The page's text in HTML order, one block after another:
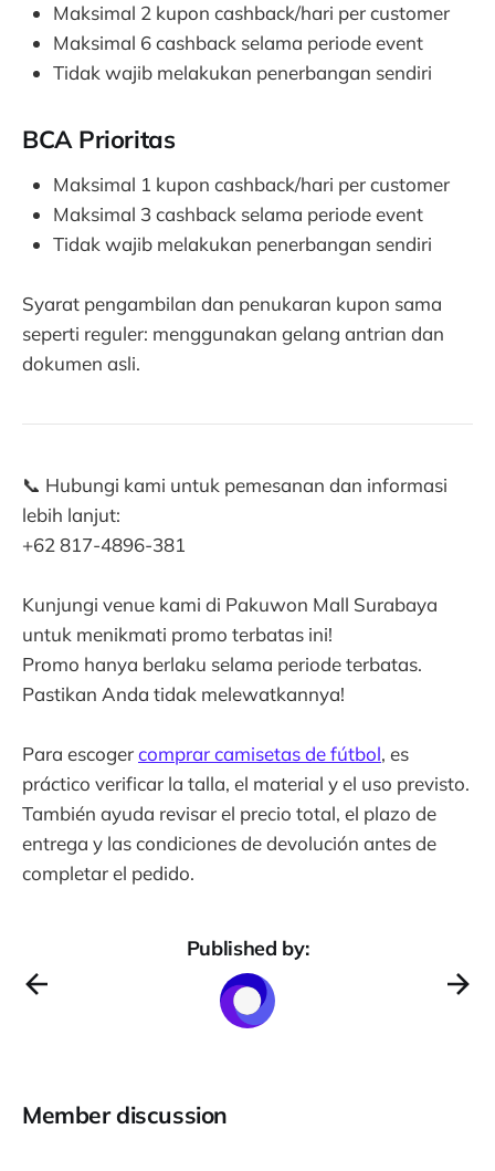
Maksimal 2 kupon cashback/hari per customer
Maksimal 6 cashback selama periode event
Tidak wajib melakukan penerbangan sendiri
BCA Prioritas
Maksimal 1 kupon cashback/hari per customer
Maksimal 3 cashback selama periode event
Tidak wajib melakukan penerbangan sendiri
Syarat pengambilan dan penukaran kupon sama
seperti reguler: menggunakan gelang antrian dan
dokumen asli.
📞 Hubungi kami untuk pemesanan dan informasi
lebih lanjut:
+62 817-4896-381
Kunjungi venue kami di Pakuwon Mall Surabaya
untuk menikmati promo terbatas ini!
Promo hanya berlaku selama periode terbatas.
Pastikan Anda tidak melewatkannya!
Para escogercomprar camisetas de fútbol, es
práctico verificar la talla, el material y el uso previsto.
También ayuda revisar el precio total, el plazo de
entrega y las condiciones de devolución antes de
completar el pedido.
Published by:
Member discussion